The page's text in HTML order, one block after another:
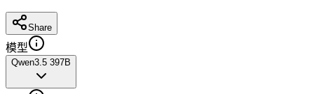
Share
模型
Qwen3.5 397B